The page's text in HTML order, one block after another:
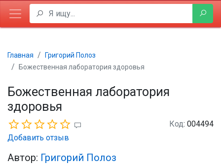
Главная
Григорий Полоз
Божественная лаборатория здоровья
Божественная лаборатория
здоровья
Добавить отзыв
Код: 004494
Автор: Григорий Полоз